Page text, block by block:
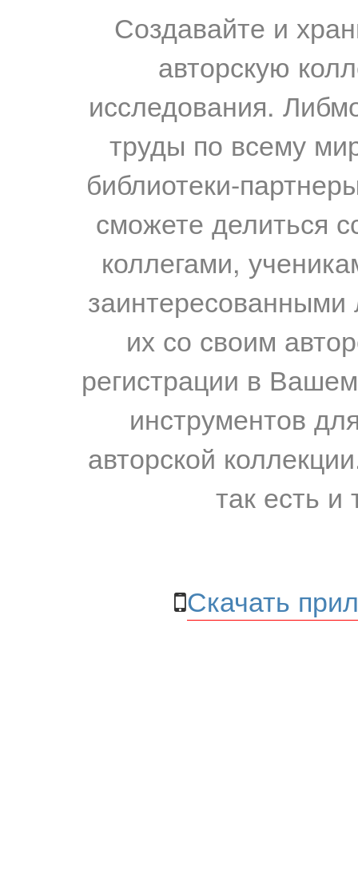
Создавайте и
авторскую
исследования.
труды по всему
библиотеки-
сможете делиться
коллегами,
их со своим
регистрации в
инструментов
авторской
так есть и
Скачать